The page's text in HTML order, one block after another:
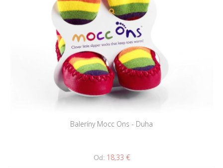
Baleríny Mocc Ons - Duha
Od: 18,33 €